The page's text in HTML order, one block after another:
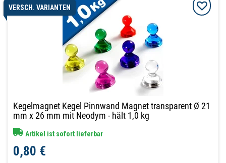
VERSCH. VARIANTEN
Kegelmagnet Kegel Pinnwand Magnet transparent Ø 21
mm x 26 mm mit Neodym - hält 1,0 kg
Artikel ist sofort lieferbar
0,80 €